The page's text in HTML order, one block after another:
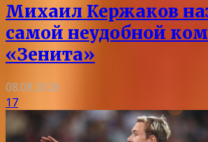
Михаил Кержаков
самой неудобной
«Зенита»
08.08.2026
17